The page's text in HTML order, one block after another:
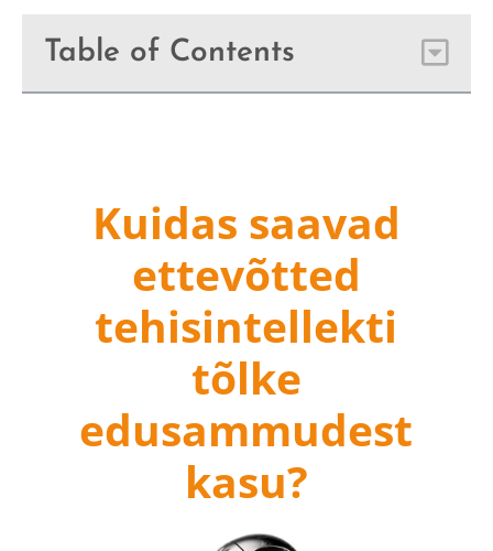
Table of Contents
Kuidas saavad
ettevõtted
tehisintellekti
tõlke
edusammudest
kasu?